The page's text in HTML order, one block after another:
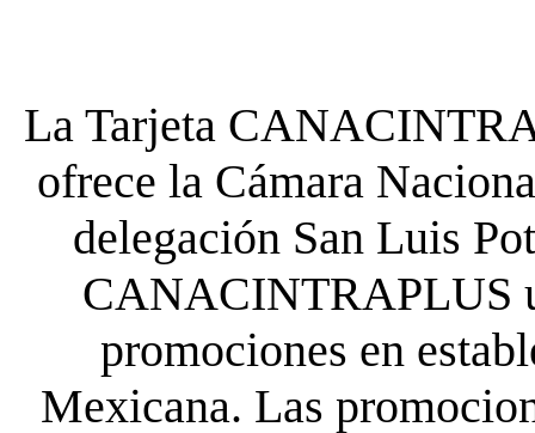
La Tarjeta
ofrece la Cámara
delegación San Luis
CANACINTRAPLUS
promociones en
Mexicana. Las